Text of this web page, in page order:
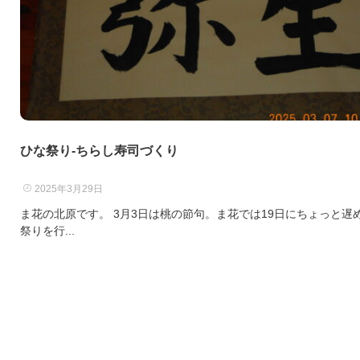
ひな祭り-ちらし寿司づくり
2025年3月29日
ま花の北原です。 3月3日は桃の節句。ま花では19日にちょっと遅
祭りを行...